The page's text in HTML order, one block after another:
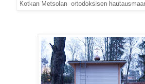
Kotkan Metsolan ortodoksisen